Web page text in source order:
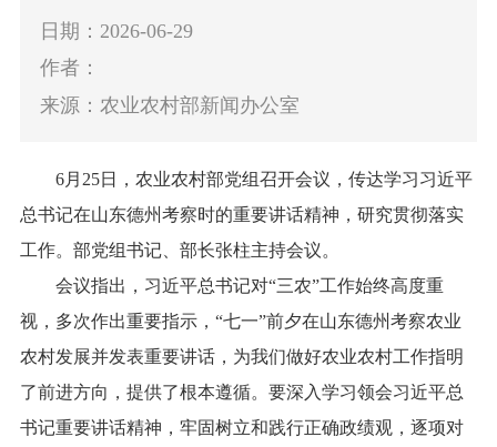
日期：2026-06-29
作者：
来源：农业农村部新闻办公室
6月25日，农业农村部党组召开会议，传达学习习近平
总书记在山东德州考察时的重要讲话精神，研究贯彻落实
工作。部党组书记、部长张柱主持会议。
会议指出，习近平总书记对“三农”工作始终高度重
视，多次作出重要指示，“七一”前夕在山东德州考察农业
农村发展并发表重要讲话，为我们做好农业农村工作指明
了前进方向，提供了根本遵循。要深入学习领会习近平总
书记重要讲话精神，牢固树立和践行正确政绩观，逐项对